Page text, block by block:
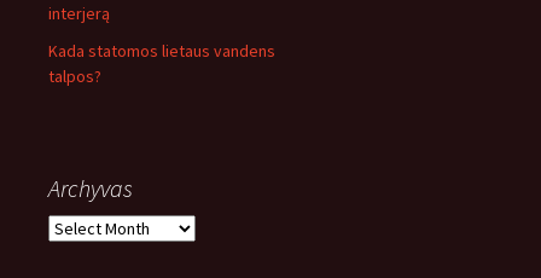
interjerą
Kada statomos lietaus vandens
talpos?
Archyvas
Archyvas